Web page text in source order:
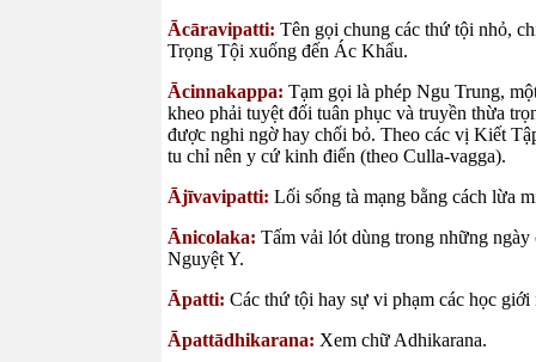
Ācāravipatti: Tên gọi chung các thứ tội nhỏ,
Trọng Tội xuống đến Ác Khẩu.
Ācinnakappa: Tạm gọi là phép Ngu Trung,
kheo phải tuyệt đối tuân phục và truyền thừa
được nghi ngờ hay chối bỏ. Theo các vị Kiết
tu chỉ nên y cứ kinh điển (theo Culla-vagga).
Ājīvavipatti: Lối sống tà mạng bằng cách lừa
Ānicolaka: Tấm vải lót dùng trong những
Nguyệt Y.
Āpatti: Các thứ tội hay sự vi phạm các học
Āpattādhikarana: Xem chữ Adhikarana.